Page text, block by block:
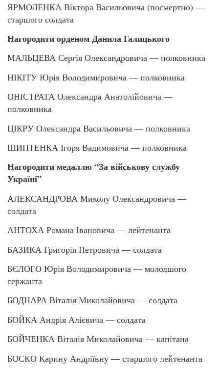
ЯРМОЛЕНКА Віктора Васильовича (посмертно) —
старшого солдата
Нагородити орденом Данила Галицького
МАЛЬЦЕВА Сергія Олександровича — полковника
НІКІТУ Юрія Володимировича — полковника
ОНІСТРАТА Олександра Анатолійовича —
полковника
ЦІКРУ Олександра Васильовича — полковника
ШИПТЕНКА Ігоря Вадимовича — полковника
Нагородити медаллю “За військову службу
Україні”
АЛЕКСАНДРОВА Миколу Олександровича —
солдата
АНТОХА Романа Івановича — лейтенанта
БАЗИКА Григорія Петровича — солдата
БЄЛОГО Юрія Володимировича — молодшого
сержанта
БОДНАРА Віталія Миколайовича — солдата
БОЙКА Андрія Алієвича — солдата
БОЙЧЕНКА Віталія Миколайовича — капітана
БОСКО Карину Андріївну — старшого лейтенанта